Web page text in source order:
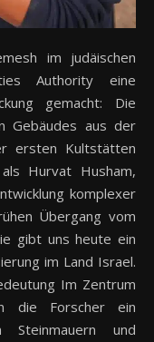
Authority eine
gemacht: Die
Gebäudes aus der
ersten Kultstätten
Hurvat Husham,
komplexer
Übergang vom
gibt uns heute ein
im Land Israel.
Im Zentrum
die Forscher ein
Steinmauern und